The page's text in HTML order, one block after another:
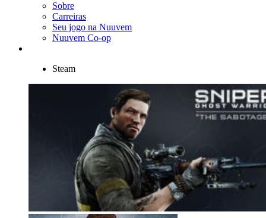
Sobre
Carreiras
Seu jogo na Nuuvem
Nuuvem Co-op
Steam